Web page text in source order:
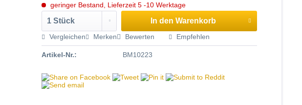
geringer Bestand, Lieferzeit 5 -10 Werktage
In den Warenkorb
Vergleichen Merken Bewerten Empfehlen
Artikel-Nr.: BM10223